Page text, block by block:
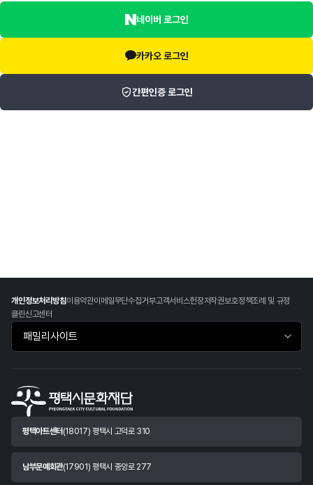
네이버 로그인
카카오 로그인
간편인증 로그인
개인정보처리방침이용약관이메일무단수집거부고객서비스헌장저작권보호정책조례 및 규정
클린신고센터
패밀리사이트 바로가기
평택아트센터 (18017) 평택시 고덕로 310
남부문예회관(17901) 평택시 중앙로 277